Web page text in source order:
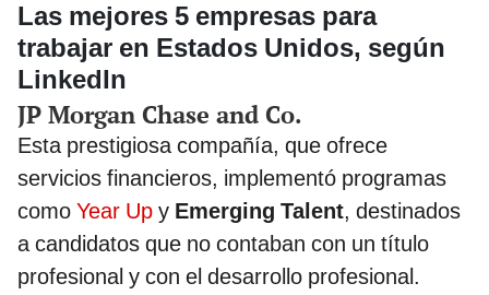
Las mejores 5 empresas para
trabajar en Estados Unidos, según
LinkedIn
JP Morgan Chase and Co.
Esta prestigiosa compañía, que ofrece
servicios financieros, implementó programas
como Year Up y Emerging Talent, destinados
a candidatos que no contaban con un título
profesional y con el desarrollo profesional.